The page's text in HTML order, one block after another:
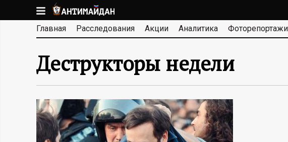
к
основномуА
Н
Т
И
М
Главная Расследования Акции Аналитика Фоторепортажи
Деструкторы недели